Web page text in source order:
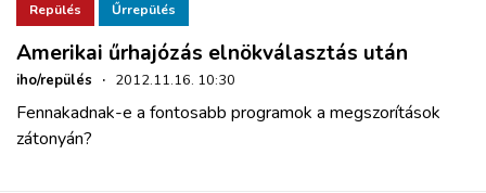
Repülés Űrrepülés
Amerikai űrhajózás elnökválasztás után
iho/repülés · 2012.11.16. 10:30
Fennakadnak-e a fontosabb programok a megszorítások
zátonyán?